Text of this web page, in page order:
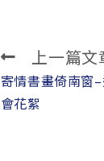
Read
more
articles
上一篇文
寄情書畫倚南窗
會花絮